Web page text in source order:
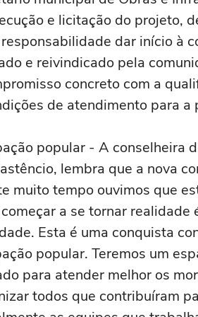
e licitação do projeto,
dar início à
e reivindicado pela
concreto com a
de atendimento para a
popular - A conselheira
lembra que a nova
muito tempo ouvimos que
a se tornar
Esta é uma conquista
popular. Teremos um
para atender melhor os
todos que contribuíram